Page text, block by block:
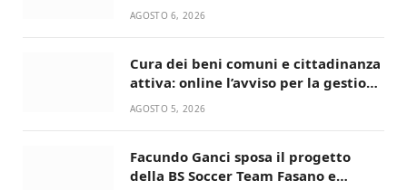
AGOSTO 6, 2026
Cura dei beni comuni e cittadinanza
attiva: online l’avviso per la gestione
condivisa della Villetta di Laureto
AGOSTO 5, 2026
Facundo Ganci sposa il progetto
della BS Soccer Team Fasano e